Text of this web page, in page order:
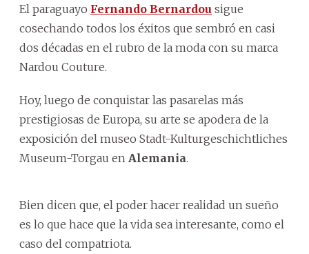
El paraguayo Fernando Bernardou sigue
cosechando todos los éxitos que sembró en casi
dos décadas en el rubro de la moda con su marca
Nardou Couture.
Hoy, luego de conquistar las pasarelas más
prestigiosas de Europa, su arte se apodera de la
exposición del museo Stadt-Kulturgeschichtliches
Museum-Torgau en Alemania.
Bien dicen que, el poder hacer realidad un sueño
es lo que hace que la vida sea interesante, como el
caso del compatriota.